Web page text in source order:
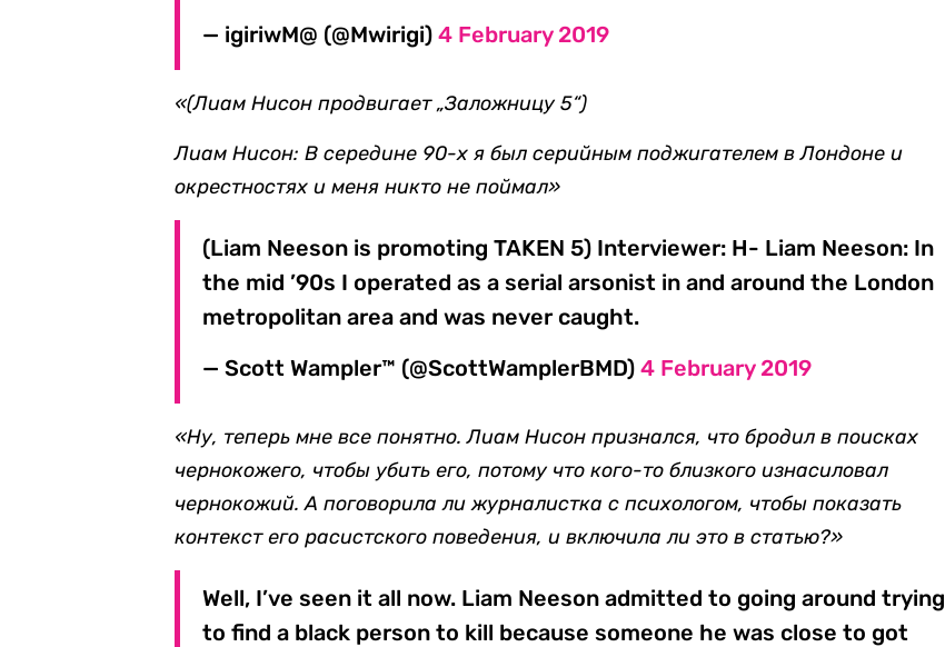
— igiriwM@ (@Mwirigi)4 February 2019
«(Лиам Нисон продвигает „Заложницу 5“)
Лиам Нисон: В середине 90-х я был серийным поджигателем в Лондоне и
окрестностях и меня никто не поймал»
(Liam Neeson is promoting TAKEN 5) Interviewer: H- Liam Neeson: In
the mid ’90s I operated as a serial arsonist in and around the London
metropolitan area and was never caught.
— Scott Wampler™ (@ScottWamplerBMD)4 February 2019
«Ну, теперь мне все понятно. Лиам Нисон признался, что бродил в поисках
чернокожего, чтобы убить его, потому что кого-то близкого изнасиловал
чернокожий. А поговорила ли журналистка с психологом, чтобы показать
контекст его расистского поведения, и включила ли это в статью?»
Well, I’ve seen it all now. Liam Neeson admitted to going around trying
to find a black person to kill because someone he was close to got